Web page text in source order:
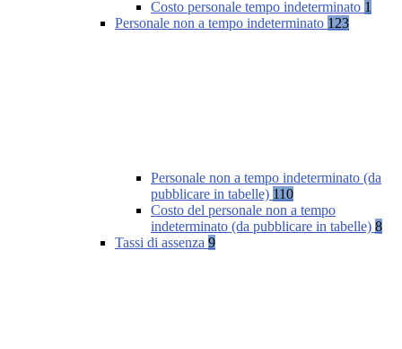
Costo personale tempo indeterminato 1
Personale non a tempo indeterminato 123
Personale non a tempo indeterminato (da
pubblicare in tabelle) 110
Costo del personale non a tempo
indeterminato (da pubblicare in tabelle) 8
Tassi di assenza 9